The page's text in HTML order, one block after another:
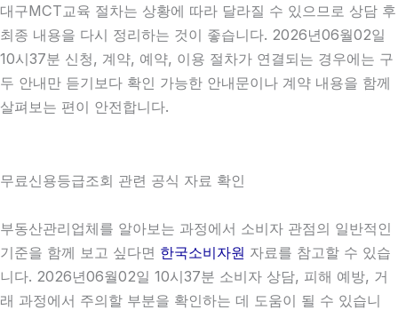
대구MCT교육 절차는 상황에 따라 달라질 수 있으므로 상담 후
최종 내용을 다시 정리하는 것이 좋습니다. 2026년06월02일
10시37분 신청, 계약, 예약, 이용 절차가 연결되는 경우에는 구
두 안내만 듣기보다 확인 가능한 안내문이나 계약 내용을 함께
살펴보는 편이 안전합니다.
무료신용등급조회 관련 공식 자료 확인
부동산관리업체를 알아보는 과정에서 소비자 관점의 일반적인
기준을 함께 보고 싶다면 한국소비자원 자료를 참고할 수 있습
니다. 2026년06월02일 10시37분 소비자 상담, 피해 예방, 거
래 과정에서 주의할 부분을 확인하는 데 도움이 될 수 있습니